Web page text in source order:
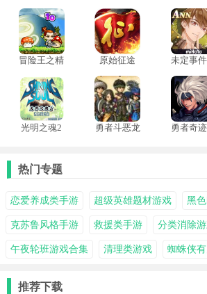
出完整而连贯的冒险故事。角色成长系统丰富，可通过
属性！
冒险王之精
版
原始征途
未定事
光明之魂2
勇者斗恶龙
勇者奇
热门专题
恋爱养成类手游 超级英雄题材游戏 黑
克苏鲁风格手游 救援类手游 分类消除
午夜轮班游戏合集 清理类游戏 蜘蛛侠
推荐下载